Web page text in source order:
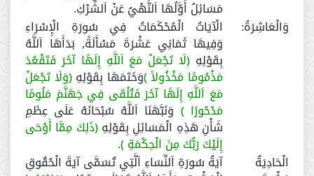
مَسَائِلُ أَوَّلُهَا اَلنَّهْيُ عَنْ اَلشِّرْكِ.
وَالْعَاشِرَةُ:
الْآيَاتُ الْمُحْكَمَاتُ فِي سُورَةِ الْإِسْرَاءِ
وَفِيهَا ثَمَانِي عَشْرَةَ مَسْأَلَةً, بَدَأَهَا اَللَّهُ
بِقَوْلِهِ ﴿لَا تَجْعَلْ مَعَ اَللَّهِ إِلَهًا آخَرَ فَتَقْعُدَ
مَذْمُومًا مَخْذُولاً ﴾وَخَتَمَهَا بِقَوْلِهِ﴿وَلَا تَجْعَلْ
مَعَ اَللَّهِ إِلَهًا آخَرَ فَتُلْقَى فِي جَهَنَّمَ مَلُومًا
مَدْحُورًا ﴾ وَنَبَّهَنَا اَللَّهُ سُبْحَانَهُ عَلَى عِظَمِ
شَأْنِ هَذِهِ الْمَسَائِلِ بِقَوْلِهِ﴿ذَلِكَ مِمَّا أَوْحَى
إِلَيْكَ رَبُّكَ مِنَ الْحِكْمَةِ ﴾.
الْحَادِيَةُ
آيَةُ سُورَةِ اَلنِّسَاءِ اَلَّتِي تُسَمَّى آيَةَ الْحُقُوقِ